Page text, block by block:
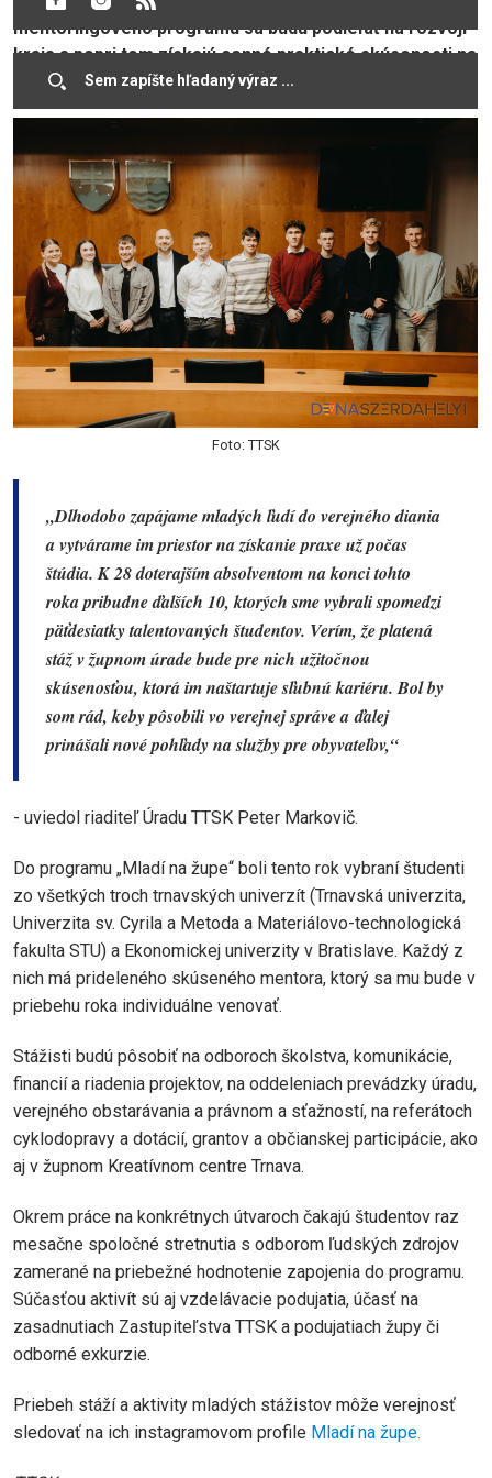
mentoringového programu sa budú podieľať na rozvoji
kraja a popri tom získajú cenné praktické skúsenosti na
rozbeh svojej kariéry.
Foto: TTSK
„Dlhodobo zapájame mladých ľudí do verejného diania
a vytvárame im priestor na získanie praxe už počas
štúdia. K 28 doterajším absolventom na konci tohto
roka pribudne ďalších 10, ktorých sme vybrali spomedzi
päťdesiatky talentovaných študentov. Verím, že platená
stáž v župnom úrade bude pre nich užitočnou
skúsenosťou, ktorá im naštartuje sľubnú kariéru. Bol by
som rád, keby pôsobili vo verejnej správe a ďalej
prinášali nové pohľady na služby pre obyvateľov,“
- uviedol riaditeľ Úradu TTSK Peter Markovič.
Do programu „Mladí na župe“ boli tento rok vybraní študenti
zo všetkých troch trnavských univerzít (Trnavská univerzita,
Univerzita sv. Cyrila a Metoda a Materiálovo-technologická
fakulta STU) a Ekonomickej univerzity v Bratislave. Každý z
nich má prideleného skúseného mentora, ktorý sa mu bude v
priebehu roka individuálne venovať.
Stážisti budú pôsobiť na odboroch školstva, komunikácie,
financií a riadenia projektov, na oddeleniach prevádzky úradu,
verejného obstarávania a právnom a sťažností, na referátoch
cyklodopravy a dotácií, grantov a občianskej participácie, ako
aj v župnom Kreatívnom centre Trnava.
Okrem práce na konkrétnych útvaroch čakajú študentov raz
mesačne spoločné stretnutia s odborom ľudských zdrojov
zamerané na priebežné hodnotenie zapojenia do programu.
Súčasťou aktivít sú aj vzdelávacie podujatia, účasť na
zasadnutiach Zastupiteľstva TTSK a podujatiach župy či
odborné exkurzie.
Priebeh stáží a aktivity mladých stážistov môže verejnosť
sledovať na ich instagramovom profile Mladí na župe.